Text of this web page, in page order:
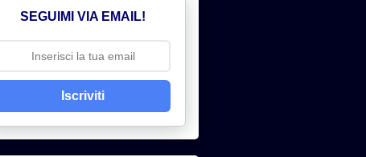
SEGUIMI VIA EMAIL!
Iscriviti